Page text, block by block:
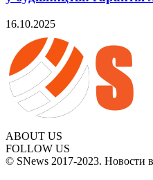
16.10.2025
ABOUT US
FOLLOW US
© SNews 2017-2023. Новости